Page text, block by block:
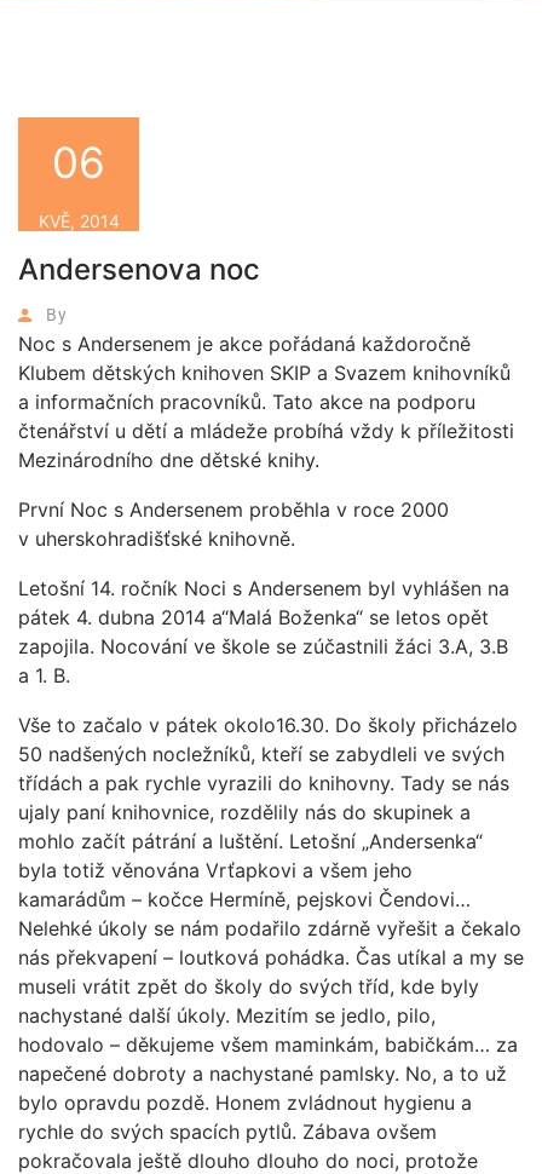
Andersenova noc
By
06
KVĚ, 2014
Noc s Andersenem je akce pořádaná každoročně
Klubem dětských knihoven SKIP a Svazem knihovníků
a informačních pracovníků. Tato akce na podporu
čtenářství u dětí a mládeže probíhá vždy k příležitosti
Mezinárodního dne dětské knihy.
První Noc s Andersenem proběhla v roce 2000
v uherskohradišťské knihovně.
Letošní 14. ročník Noci s Andersenem byl vyhlášen na
pátek 4. dubna 2014 a“Malá Boženka“ se letos opět
zapojila. Nocování ve škole se zúčastnili žáci 3.A, 3.B
a 1. B.
Vše to začalo v pátek okolo16.30. Do školy přicházelo
50 nadšených nocležníků, kteří se zabydleli ve svých
třídách a pak rychle vyrazili do knihovny. Tady se nás
ujaly paní knihovnice, rozdělily nás do skupinek a
mohlo začít pátrání a luštění. Letošní „Andersenka“
byla totiž věnována Vrťapkovi a všem jeho
kamarádům – kočce Hermíně, pejskovi Čendovi…
Nelehké úkoly se nám podařilo zdárně vyřešit a čekalo
nás překvapení – loutková pohádka. Čas utíkal a my se
museli vrátit zpět do školy do svých tříd, kde byly
nachystané další úkoly. Mezitím se jedlo, pilo,
hodovalo – děkujeme všem maminkám, babičkám… za
napečené dobroty a nachystané pamlsky. No, a to už
bylo opravdu pozdě. Honem zvládnout hygienu a
rychle do svých spacích pytlů. Zábava ovšem
pokračovala ještě dlouho dlouho do noci, protože